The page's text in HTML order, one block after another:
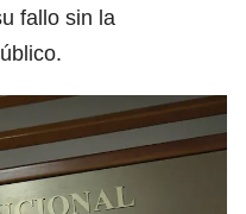
fallo sin la